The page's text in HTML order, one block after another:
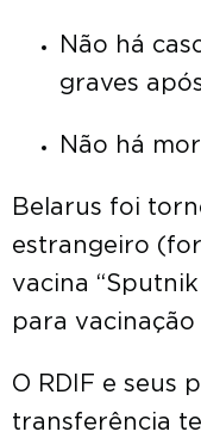
Não há
graves
Não há
Belarus foi
estrangeiro
vacina
para
O RDIF e seus
transferência